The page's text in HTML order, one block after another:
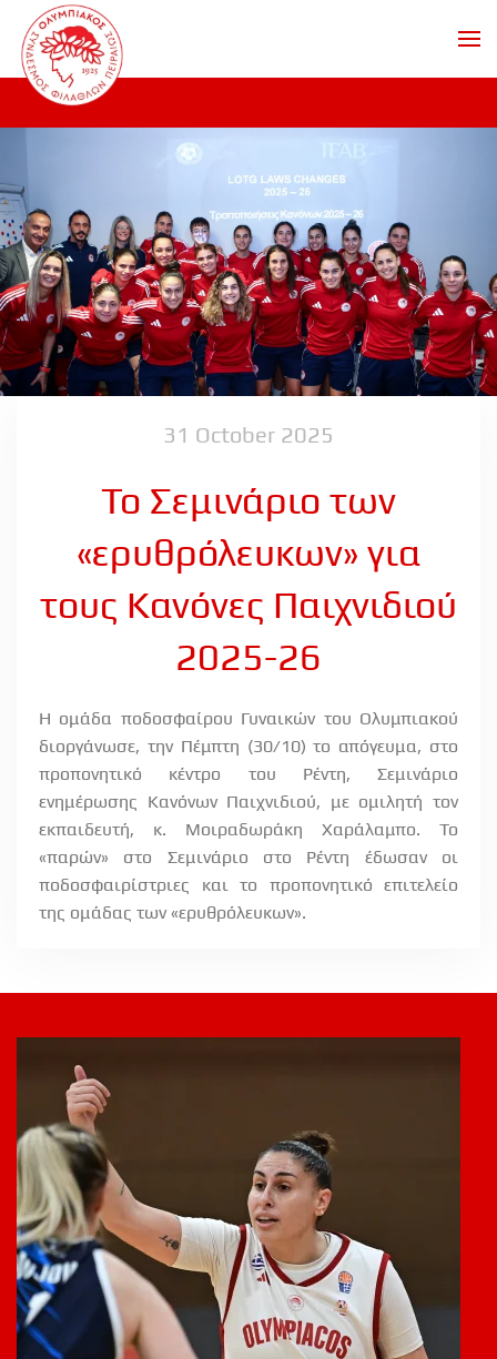
Skip to main content
31 October 2025
Το Σεμινάριο των
«ερυθρόλευκων» για
τους Κανόνες Παιχνιδιού
2025-26
Η ομάδα ποδοσφαίρου Γυναικών του Ολυμπιακού
διοργάνωσε, την Πέμπτη (30/10) το απόγευμα, στο
προπονητικό κέντρο του Ρέντη, Σεμινάριο
ενημέρωσης Κανόνων Παιχνιδιού, με ομιλητή τον
εκπαιδευτή, κ. Μοιραδωράκη Χαράλαμπο. Το
«παρών» στο Σεμινάριο στο Ρέντη έδωσαν οι
ποδοσφαιρίστριες και το προπονητικό επιτελείο
της ομάδας των «ερυθρόλευκων».